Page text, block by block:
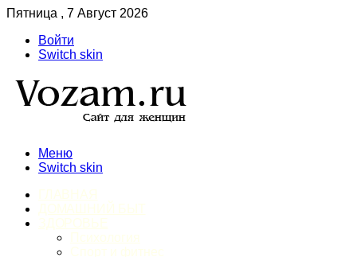
Пятница , 7 Август 2026
Войти
Switch skin
Меню
Switch skin